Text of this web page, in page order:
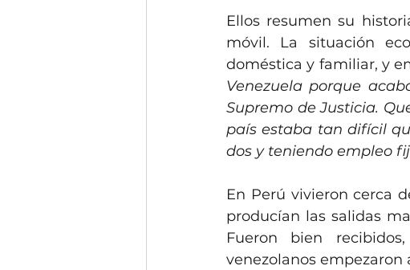
Ellos resumen su
móvil. La situación
doméstica y familiar, y
Venezuela porque
Supremo de Justicia.
país estaba tan difícil
dos y teniendo empleo
En Perú vivieron cerca
producían las salidas
Fueron bien
venezolanos empezaron